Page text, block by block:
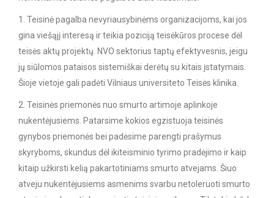
1. Teisinė pagalba nevyriausybinėms organizacijoms, kai jos
gina viešąjį interesą ir teikia poziciją teisėkūros procese dėl
teisės aktų projektų. NVO sektorius taptų efektyvesnis, jeigu
jų siūlomos pataisos sistemiškai derėtų su kitais įstatymais.
Šioje vietoje gali padėti Vilniaus universiteto Teisės klinika.
2. Teisinės priemonės nuo smurto artimoje aplinkoje
nukentėjusiems. Patarsime kokios egzistuoja teisinės
gynybos priemonės bei padėsime parengti prašymus
skyryboms, skundus dėl ikiteisminio tyrimo pradėjimo ir kaip
kitaip užkirsti kelią pakartotiniams smurto atvejams. Šiuo
atveju nukentėjusiems asmenims svarbu netoleruoti smurto